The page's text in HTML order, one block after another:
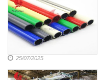
25/07/2025